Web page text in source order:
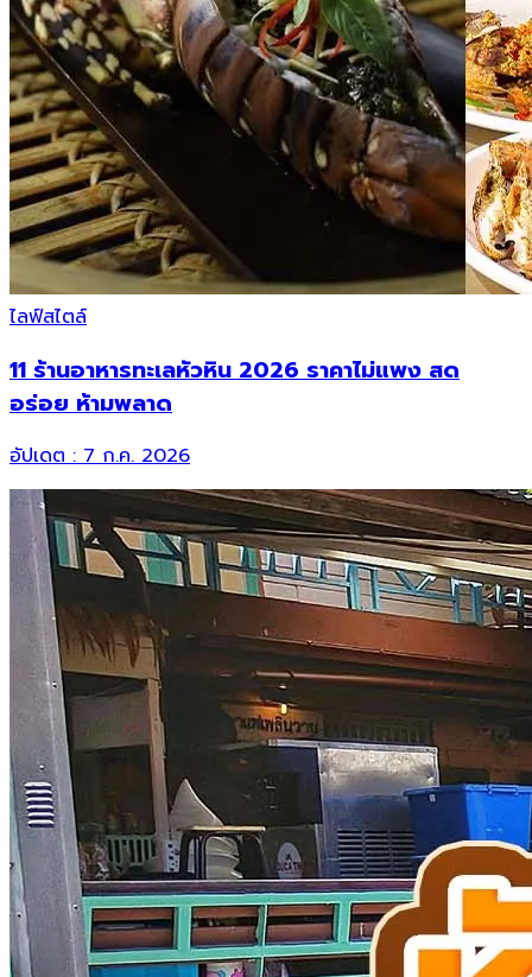
ไลฟ์สไตล์
11 ร้านอาหารทะเลหัวหิน 2026 ราคาไม่แพง สด
อร่อย ห้ามพลาด
อัปเดต :7 ก.ค. 2026